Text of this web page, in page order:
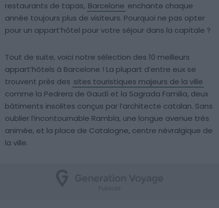
restaurants de tapas, Barcelone enchante chaque
année toujours plus de visiteurs. Pourquoi ne pas opter
pour un appart’hôtel pour votre séjour dans la capitale ?
Tout de suite, voici notre sélection des 10 meilleurs
appart’hôtels à Barcelone ! La plupart d’entre eux se
trouvent près des sites touristiques majeurs de la ville
comme la Pedrera de Gaudí et la Sagrada Familia, deux
bâtiments insolites conçus par l’architecte catalan. Sans
oublier l’incontournable Rambla, une longue avenue très
animée, et la place de Catalogne, centre névralgique de
la ville.